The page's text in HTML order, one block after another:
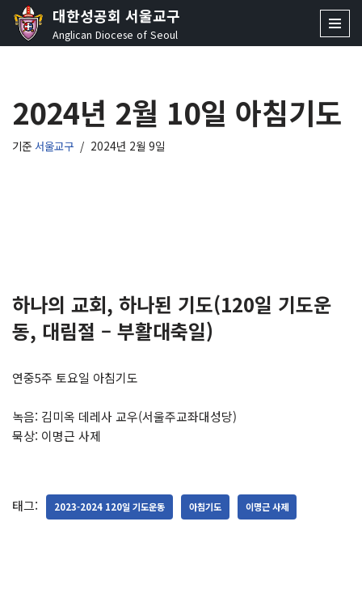
콘
로
건
너
대한성공회 서울교구
Anglican Diocese of Seoul
2024년 2월 10일 아침기도
기준 서울교구 2024년 2월 9일
하나의 교회, 하나된 기도(120일 기도운
동, 대림절 – 부활대축일)
연중5주 토요일 아침기도
녹음: 김미옥 데레사 교우(서울주교좌대성당)
묵상: 이명근 사제
태그: 2023-2024 120일 기도운동 아침기도 이명근 사제